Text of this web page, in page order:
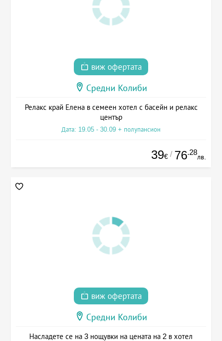
виж офертата
Средни Колиби
Релакс край Елена в семеен хотел с басейн и релакс
център
Дата: 19.05 - 30.09 + полупансион
39€ / 76.28
лв.
виж офертата
Средни Колиби
Насладете се на 3 нощувки на цената на 2 в хотел